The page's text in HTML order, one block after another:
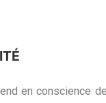
en conscience